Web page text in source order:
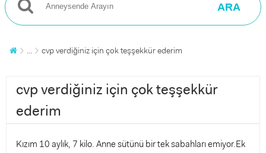
ARA
... cvp verdiğiniz için çok teşşekkür ederim
cvp verdiğiniz için çok teşşekkür
ederim
Kızım 10 aylık, 7 kilo. Anne sütünü bir tek sabahları emiyor.Ek